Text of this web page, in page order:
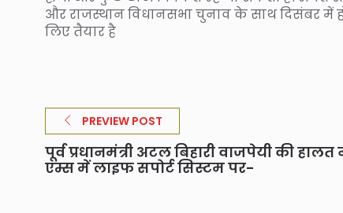
और राजस्थान विधानसभा चुनाव के साथ दिसंबर में
लिए तैयार है
PREVIEW POST
पूर्व प्रधानमंत्री अटल बिहारी वाजपेयी की
एम्स में लाइफ सपोर्ट सिस्टम पर-